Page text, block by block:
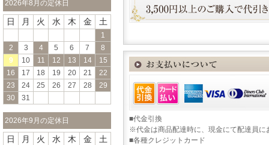
2026年8月の定休日
日 月 火 水 木 金 土
1
2
3 4 5 6 7
8
9
10 11 12 13 14
15
16
17 18 19 20 21
22
23
24 25 26 27 28
29
30
31
2026年9月の定休日
日 月 火 水 木 金 土
■代金引換
※代金は商品配達時に、現金にて配達員に
■各種クレジットカード